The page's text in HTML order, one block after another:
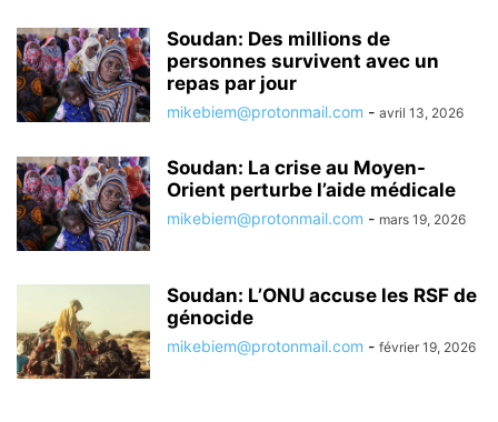
Soudan: Des millions de
personnes survivent avec un
repas par jour
mikebiem@protonmail.com - avril 13, 2026
Soudan: La crise au Moyen-
Orient perturbe l’aide médicale
mikebiem@protonmail.com - mars 19, 2026
Soudan: L’ONU accuse les RSF de
génocide
mikebiem@protonmail.com - février 19, 2026